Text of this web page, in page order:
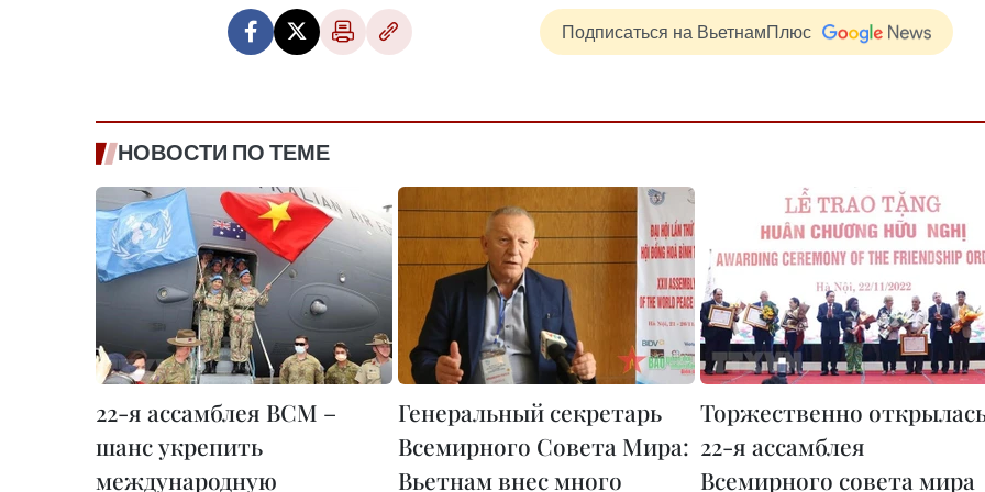
Подписаться на ВьетнамПлюс
НОВОСТИ ПО ТЕМЕ
22-я ассамблея ВСМ –
шанс укрепить
международную
Генеральный секретарь
Всемирного Совета Мира:
Вьетнам внес много
Торжественно
22-я ассамблея
Всемирного совета мира